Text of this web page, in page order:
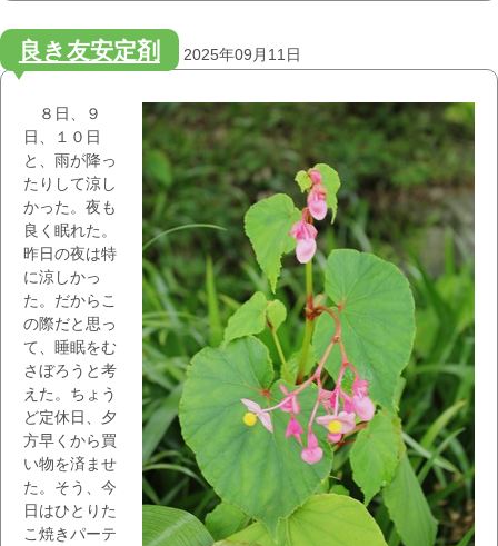
良き友安定剤 2025年09月11日
８日、９
日、１０日
と、雨が降っ
たりして涼し
かった。夜も
良く眠れた。
昨日の夜は特
に涼しかっ
た。だからこ
の際だと思っ
て、睡眠をむ
さぼろうと考
えた。ちょう
ど定休日、夕
方早くから買
い物を済ませ
た。そう、今
日はひとりた
こ焼きパーテ